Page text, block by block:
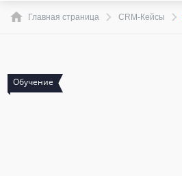
Главная страница CRM-Кейсы